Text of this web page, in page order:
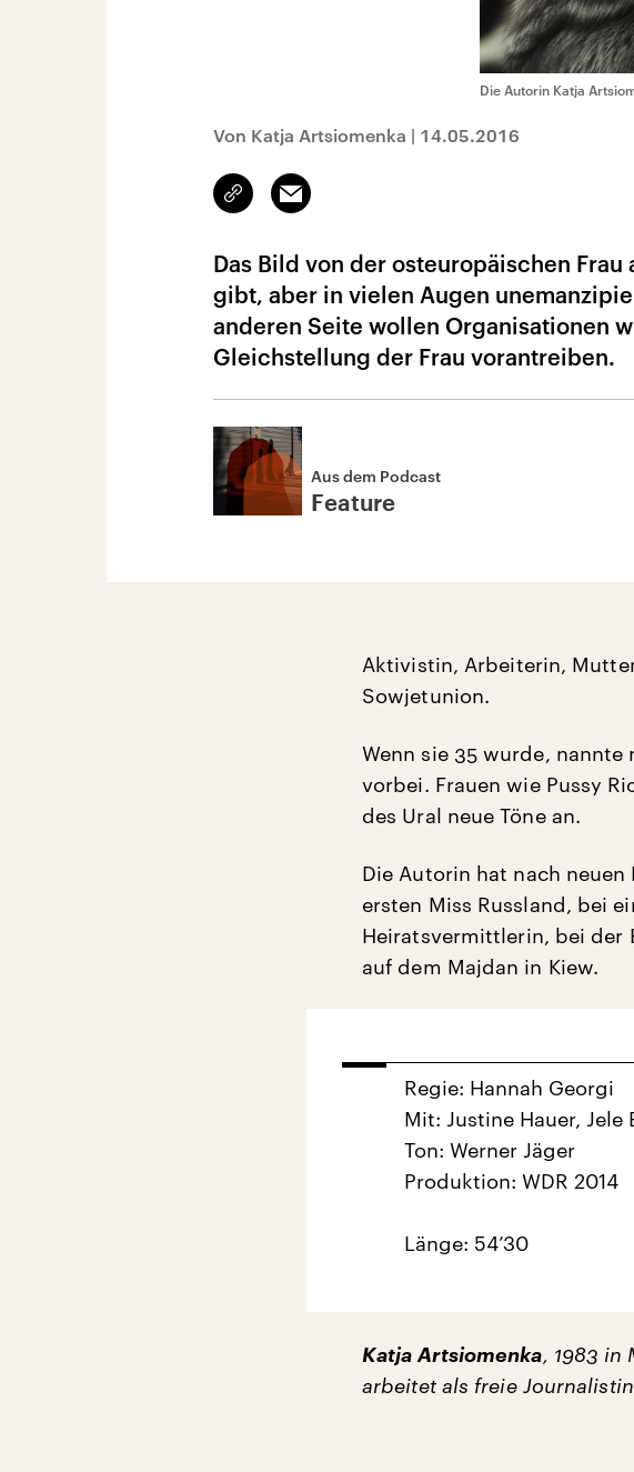
Die Autorin Katja
Von Katja Artsiomenka | 14.05.2016
Link
kopieren/teilen
Email
Das Bild von der osteuropäischen
gibt, aber in vielen Augen
anderen Seite wollen Organisationen
Gleichstellung der Frau vorantreiben.
Aus dem Podcast
Feature
Aktivistin, Arbeiterin,
Sowjetunion.
Wenn sie 35 wurde, nannte
vorbei. Frauen wie Pussy
des Ural neue Töne an.
Die Autorin hat nach
ersten Miss Russland, bei
Heiratsvermittlerin, bei der
auf dem Majdan in Kiew.
Regie: Hannah Georgi
Mit: Justine Hauer, Jele
Ton: Werner Jäger
Produktion: WDR 2014
Länge: 54’30
Katja Artsiomenka, 1983 in
arbeitet als freie